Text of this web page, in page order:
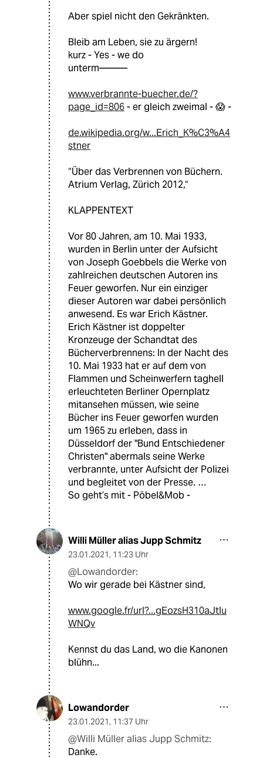
Aber spiel nicht den Gekränkten.
Bleib am Leben, sie zu ärgern!
kurz - Yes - we do
unterm———
www.verbrannte-buecher.de/?
page_id=806- er gleich zweimal - 😱 -
de.wikipedia.org/w...Erich_K%C3%A4
stner
“Über das Verbrennen von Büchern.
Atrium Verlag, Zürich 2012,“
KLAPPENTEXT
Vor 80 Jahren, am 10. Mai 1933,
wurden in Berlin unter der Aufsicht
von Joseph Goebbels die Werke von
zahlreichen deutschen Autoren ins
Feuer geworfen. Nur ein einziger
dieser Autoren war dabei persönlich
anwesend. Es war Erich Kästner.
Erich Kästner ist doppelter
Kronzeuge der Schandtat des
Bücherverbrennens: In der Nacht des
10. Mai 1933 hat er auf dem von
Flammen und Scheinwerfern taghell
erleuchteten Berliner Opernplatz
mitansehen müssen, wie seine
Bücher ins Feuer geworfen wurden
um 1965 zu erleben, dass in
Düsseldorf der "Bund Entschiedener
Christen" abermals seine Werke
verbrannte, unter Aufsicht der Polizei
und begleitet von der Presse. …
So geht’s mit - Pöbel&Mob -
Willi Müller alias Jupp Schmitz
23.01.2021, 11:23 Uhr
@Lowandorder:
Wo wir gerade bei Kästner sind,
www.google.fr/url?...gEozsH310aJtIu
WNQv
Kennst du das Land, wo die Kanonen
blühn...
Lowandorder
23.01.2021, 11:37 Uhr
@Willi Müller alias Jupp Schmitz:
Danke.